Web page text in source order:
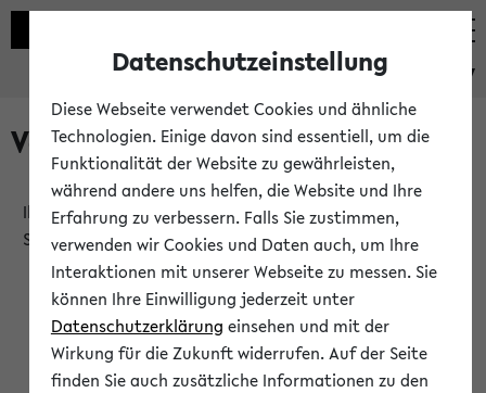
eKVV
Verlauf
Ihr Verlauf ist leer. Er wird sich im Verlauf Ihrer eKVV
Sitzung füllen.
Datenschutzeinstellung
Diese Webseite verwendet Cookies und ähnliche
Technologien. Einige davon sind essentiell, um die
Funktionalität der Website zu gewährleisten,
während andere uns helfen, die Website und Ihre
Erfahrung zu verbessern. Falls Sie zustimmen,
verwenden wir Cookies und Daten auch, um Ihre
Interaktionen mit unserer Webseite zu messen. Sie
können Ihre Einwilligung jederzeit unter
Datenschutzerklärung einsehen und mit der
Wirkung für die Zukunft widerrufen. Auf der Seite
finden Sie auch zusätzliche Informationen zu den